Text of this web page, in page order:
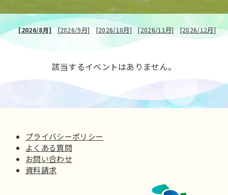
[2026/8月] [2026/9月] [2026/10月] [2026/11月] [2026/12月]
該当するイベントはありません。
プライバシーポリシー
よくある質問
お問い合わせ
資料請求